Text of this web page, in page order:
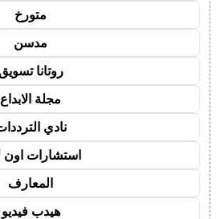
متورخ
مدسن
روتانا تسويق
مجلة الابداع
نادي الترددات
استشارات اون
المعارف
هيدب فيديو